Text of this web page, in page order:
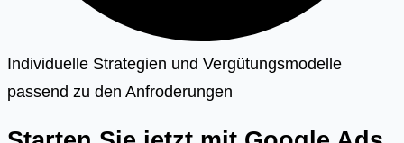
Individuelle Strategien und Vergütungsmodelle
passend zu den Anfroderungen